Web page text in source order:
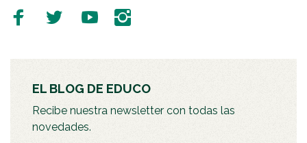
EL BLOG DE EDUCO
Recibe nuestra newsletter con todas las
novedades.